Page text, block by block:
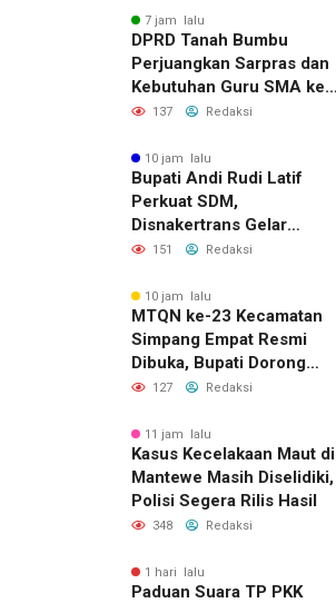
7 jam lalu
DPRD Tanah Bumbu
Perjuangkan Sarpras dan
Kebutuhan Guru SMA ke
Pemprov Kalsel
137 Redaksi
10 jam lalu
Bupati Andi Rudi Latif
Perkuat SDM,
Disnakertrans Gelar
Pelatihan Desain Grafis
151 Redaksi
10 jam lalu
MTQN ke-23 Kecamatan
Simpang Empat Resmi
Dibuka, Bupati Dorong
Lahirnya Generasi Qur’ani
127 Redaksi
11 jam lalu
Kasus Kecelakaan Maut di
Mantewe Masih Diselidiki,
Polisi Segera Rilis Hasil
348 Redaksi
1 hari lalu
Paduan Suara TP PKK